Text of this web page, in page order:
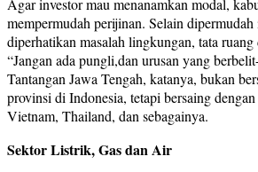
mempermudah perijinan. Selain
diperhatikan masalah lingkungan, tata
“Jangan ada pungli,dan urusan yang
Tantangan Jawa Tengah, katanya, bukan
provinsi di Indonesia, tetapi bersaing
Vietnam, Thailand, dan sebagainya.
Sektor Listrik, Gas dan Air